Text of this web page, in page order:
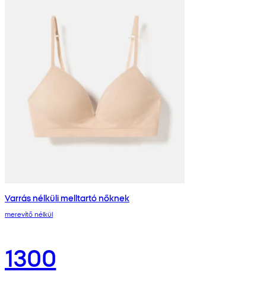
Varrás nélküli melltartó nőknek
merevítő nélkül
1300